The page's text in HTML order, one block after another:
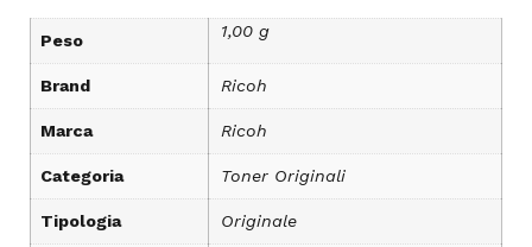
Peso 1,00 g
Brand Ricoh
Marca Ricoh
Categoria Toner Originali
Tipologia Originale